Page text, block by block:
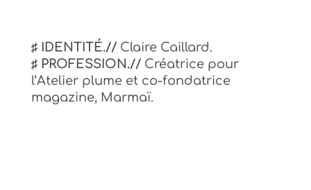
♯ IDENTITÉ.//Claire Caillard.
♯ PROFESSION.//Créatrice pour
l’Atelier plume et co-fondatrice
magazine, Marmaï.